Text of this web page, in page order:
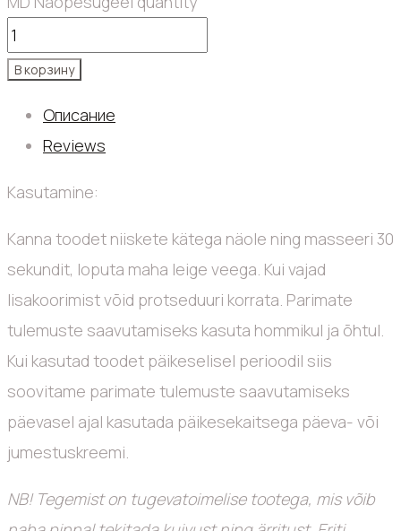
В корзину
Описание
Reviews
Kasutamine:
Kanna toodet niiskete kätega näole ning masseeri 30
sekundit, loputa maha leige veega. Kui vajad
lisakoorimist võid protseduuri korrata. Parimate
tulemuste saavutamiseks kasuta hommikul ja õhtul.
Kui kasutad toodet päikeselisel perioodil siis
soovitame parimate tulemuste saavutamiseks
päevasel ajal kasutada päikesekaitsega päeva- või
jumestuskreemi.
NB! Tegemist on tugevatoimelise tootega, mis võib